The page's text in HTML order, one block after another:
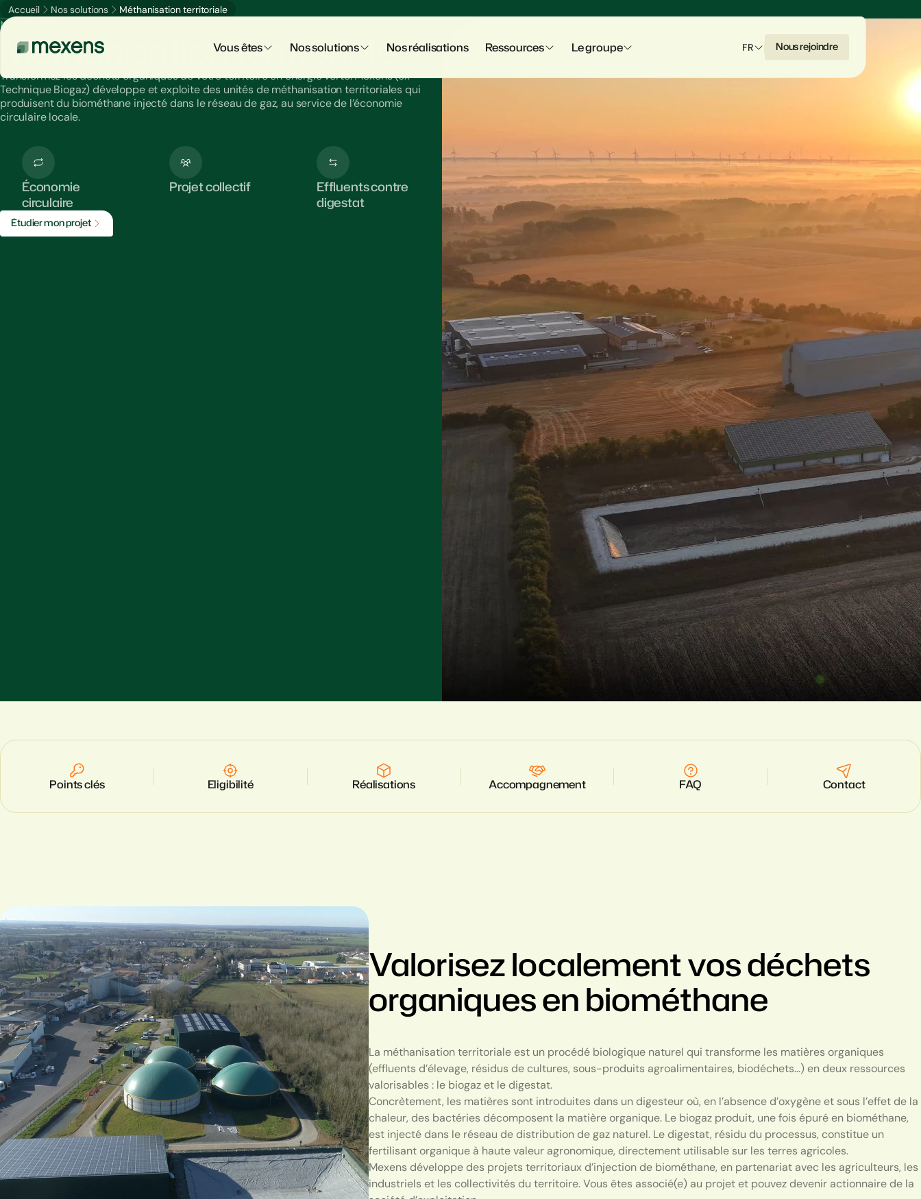
Vous êtes Nos solutions Nos réalisations Ressources Le groupe FR Nousrejoindre
Accueil Nos solutions Méthanisation territoriale
Nos solutions
Méthanisation territoriale
Transformez les déchets organiques de votre territoire en énergie verte. Mexens (ex
Technique Biogaz) développe et exploite des unités de méthanisation territoriales qui
produisent du biométhane injecté dans le réseau de gaz, au service de l’économie
circulaire locale.
Économie
circulaire
Projet collectif
Effluents contre
digestat
Étudiermonprojet
Points clés Eligibilité Réalisations Accompagnement FAQ Contact
Valorisez localement vos déchets
organiques en biométhane
La méthanisation territoriale est un procédé biologique naturel qui transforme les matières organiques
(effluents d’élevage, résidus de cultures, sous-produits agroalimentaires, biodéchets…) en deux ressources
valorisables : le biogaz et le digestat.
Concrètement, les matières sont introduites dans un digesteur où, en l’absence d’oxygène et sous l’effet de la
chaleur, des bactéries décomposent la matière organique. Le biogaz produit, une fois épuré en biométhane,
est injecté dans le réseau de distribution de gaz naturel. Le digestat, résidu du processus, constitue un
fertilisant organique à haute valeur agronomique, directement utilisable sur les terres agricoles.
Mexens développe des projets territoriaux d’injection de biométhane, en partenariat avec les agriculteurs, les
industriels et les collectivités du territoire. Vous êtes associé(e) au projet et pouvez devenir actionnaire de la